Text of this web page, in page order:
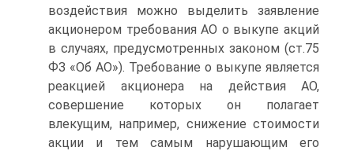
воздействия можно выделить заявление
акционером требования АО о выкупе акций
в случаях, предусмотренных законом (ст.75
ФЗ «Об АО»). Требование о выкупе является
реакцией акционера на действия АО,
совершение которых он полагает
влекущим, например, снижение стоимости
акции и тем самым нарушающим его